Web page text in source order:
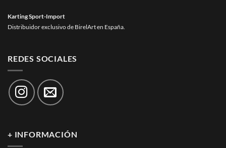
Karting Sport-Import
Distribuidor exclusivo de BirelArt en España.
REDES SOCIALES
+ INFORMACIÓN